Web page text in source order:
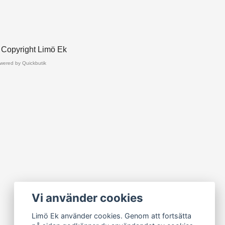
Limö Ek
by Quickbutik
Vi använder cookies
Limö Ek använder cookies. Genom att fortsätta